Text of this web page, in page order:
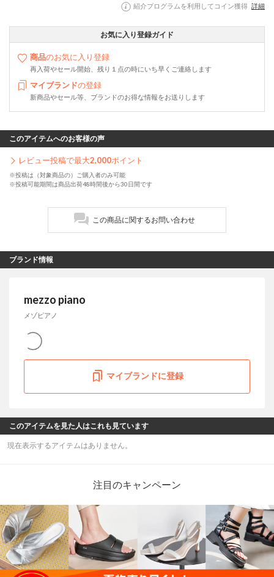
紹介プログラムを利用してコイン獲得 詳細
お気に入り登録ガイド
商品のお気に入り登録
再入荷やセール開始、残り１点の時にいち早くご連絡します
マイブランドの登録
新商品やセール等、ブランドのお得な情報をお送りします
このアイテムへのお客様の声
レビュー投稿で最大2,000ポイント
※投稿は（対象商品の）ご購入者のみ可能
※投稿可能期間は商品出荷48時間後から30日間です
この商品に関するお問い合わせ
ブランド情報
mezzo piano
メゾピアノ
マイブランドに登録
このアイテムを見た人はこれも見ています
現在表示するアイテムはありません。
注目のキャンペーン